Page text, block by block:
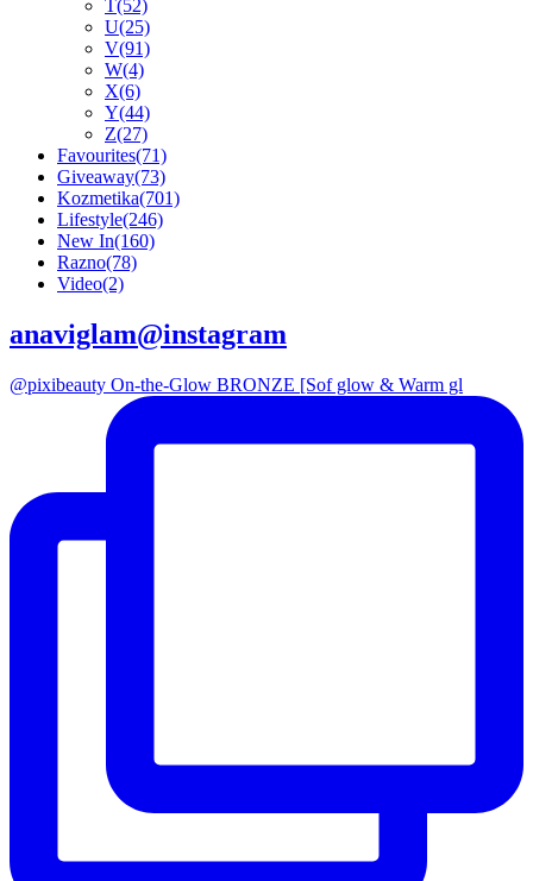
T(52)
U(25)
V(91)
W(4)
X(6)
Y(44)
Z(27)
Favourites(71)
Giveaway(73)
Kozmetika(701)
Lifestyle(246)
New In(160)
Razno(78)
Video(2)
anaviglam@instagram
@pixibeauty On-the-Glow BRONZE [Sof glow & Warm gl